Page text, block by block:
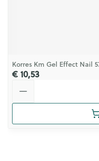
Korres Km Gel Effect Nail
€ 10,53